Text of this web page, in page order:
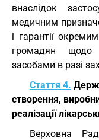
внаслідок
медичним
і гарантії
громадян щодо
засобами в разі
Стаття 4.
створення,
реалізації
Верховна